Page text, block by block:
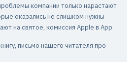
компании только нарастают
оказались не слишком нужны
на святое, комиссия Apple в App
письмо нашего читателя про